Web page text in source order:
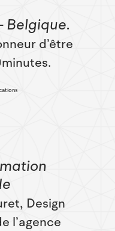
Belgique
d’être
Design
l’agence